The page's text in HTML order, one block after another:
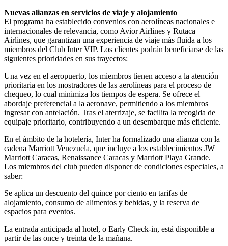
Nuevas alianzas en servicios de viaje y alojamiento
El programa ha establecido convenios con aerolíneas nacionales e
internacionales de relevancia, como Avior Airlines y Rutaca
Airlines, que garantizan una experiencia de viaje más fluida a los
miembros del Club Inter VIP. Los clientes podrán beneficiarse de las
siguientes prioridades en sus trayectos:
Una vez en el aeropuerto, los miembros tienen acceso a la atención
prioritaria en los mostradores de las aerolíneas para el proceso de
chequeo, lo cual minimiza los tiempos de espera. Se ofrece el
abordaje preferencial a la aeronave, permitiendo a los miembros
ingresar con antelación. Tras el aterrizaje, se facilita la recogida de
equipaje prioritario, contribuyendo a un desembarque más eficiente.
En el ámbito de la hotelería, Inter ha formalizado una alianza con la
cadena Marriott Venezuela, que incluye a los establecimientos JW
Marriott Caracas, Renaissance Caracas y Marriott Playa Grande.
Los miembros del club pueden disponer de condiciones especiales, a
saber:
Se aplica un descuento del quince por ciento en tarifas de
alojamiento, consumo de alimentos y bebidas, y la reserva de
espacios para eventos.
La entrada anticipada al hotel, o Early Check-in, está disponible a
partir de las once y treinta de la mañana.